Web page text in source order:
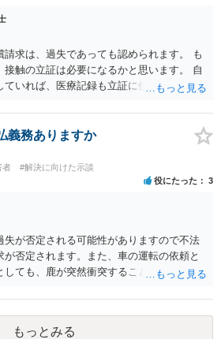
求は、過失であっても認められます。 も
接触の立証は必要になるかと思います。 自
ていれば、医療記録も立証に使えるかと思
義務ありますか
者 #解決に向けた示談
役にたった 3
失が否定される可能性がありますので不法
否定されます。また、車の運転の依頼と
しても、鹿が突然衝突することは予見がで
があります。以上の理由から支払義務は否
。ご参考にしてください。
もっとみる